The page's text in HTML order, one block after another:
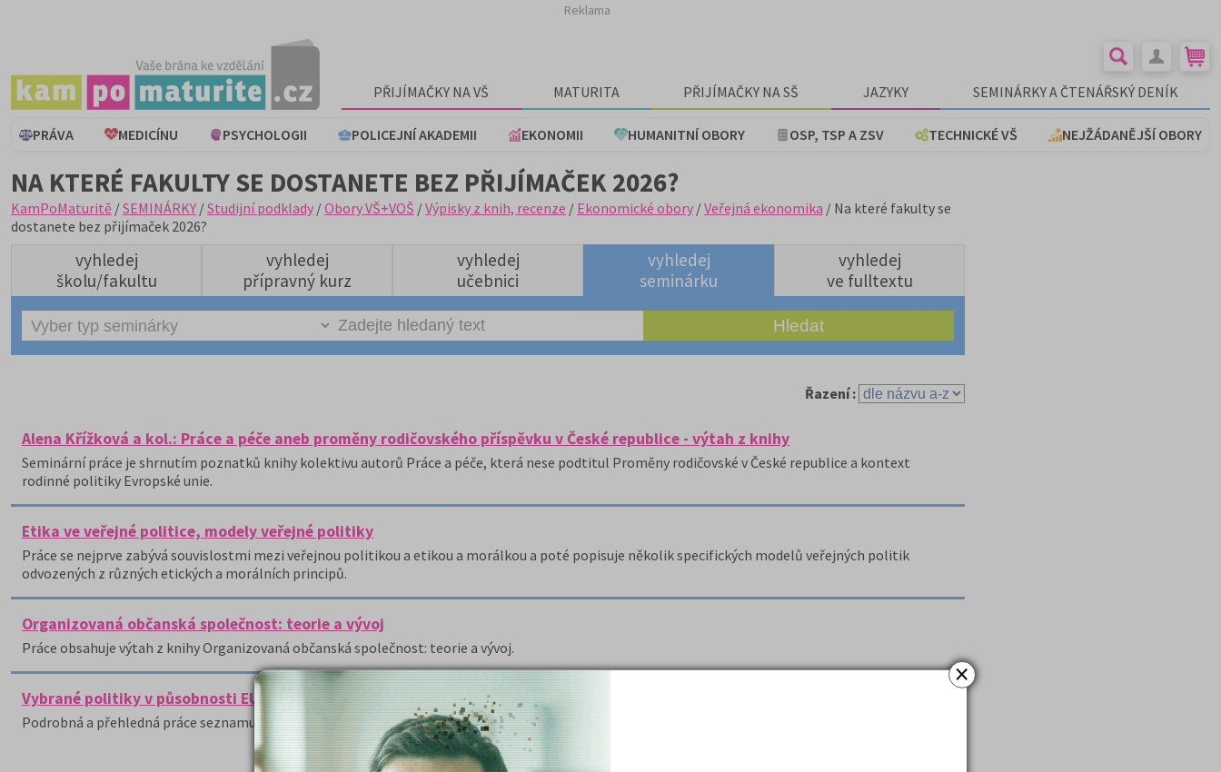
×
Reklama
PŘIJÍMAČKY NA VŠ MATURITA PŘIJÍMAČKY NA SŠ JAZYKY SEMINÁRKY A ČTENÁŘSKÝ DENÍK
PRÁVA MEDICÍNU PSYCHOLOGII POLICEJNÍ AKADEMII EKONOMII HUMANITNÍ OBORY OSP, TSP A ZSV TECHNICKÉ VŠ NEJŽÁDANĚJŠÍ OBORY
NA KTERÉ FAKULTY SE DOSTANETE BEZ PŘIJÍMAČEK 2026?
KamPoMaturitě /SEMINÁRKY /Studijní podklady /Obory VŠ+VOŠ /Výpisky z knih, recenze / Ekonomické obory /Veřejná ekonomika / Na které fakulty se
dostanete bez přijímaček 2026?
vyhledej
školu/fakultu
vyhledej
přípravný kurz
vyhledej
učebnici
vyhledej
seminárku
vyhledej
ve fulltextu
Řazení :
Alena Křížková a kol.: Práce a péče aneb proměny rodičovského příspěvku v České republice - výtah z knihy
Seminární práce je shrnutím poznatků knihy kolektivu autorů Práce a péče, která nese podtitul Proměny rodičovské v České republice a kontext
rodinné politiky Evropské unie.
Etika ve veřejné politice, modely veřejné politiky
Práce se nejprve zabývá souvislostmi mezi veřejnou politikou a etikou a morálkou a poté popisuje několik specifických modelů veřejných politik
odvozených z různých etických a morálních principů.
Organizovaná občanská společnost: teorie a vývoj
Práce obsahuje výtah z knihy Organizovaná občanská společnost: teorie a vývoj.
Vybrané politiky v působnosti EU i členských států (komunitární politiky)
Podrobná a přehledná práce seznamuje s vybranými veřejnými politikami EU, které mají komunitární charakter.